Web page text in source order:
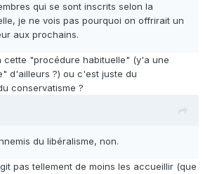
qui se sont inscrits selon la
je ne vois pas pourquoi on offrirait un
aux prochains.
cette "procédure habituelle" (y'a une
d'ailleurs ?) ou c'est juste du
conservatisme ?
du libéralisme, non.
pas tellement de moins les accueillir (que